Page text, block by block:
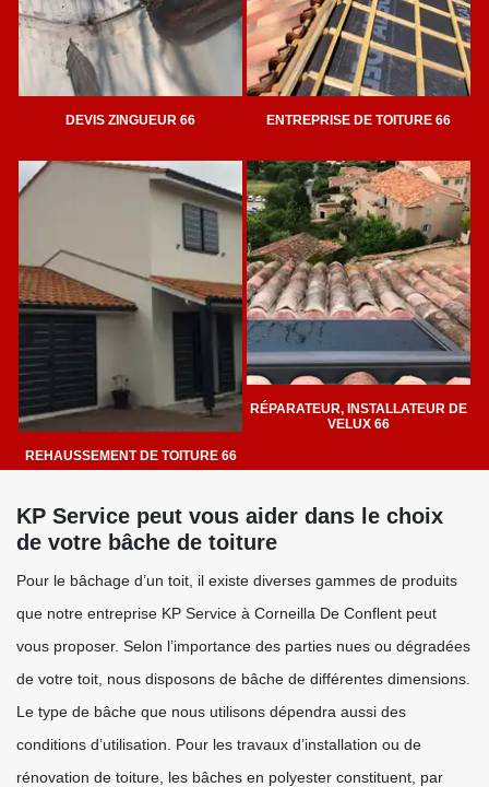
DEVIS ZINGUEUR 66 ENTREPRISE DE TOITURE 66
REHAUSSEMENT DE TOITURE 66
RÉPARATEUR, INSTALLATEUR DE
VELUX 66
KP Service peut vous aider dans le choix
de votre bâche de toiture
Pour le bâchage d’un toit, il existe diverses gammes de produits
que notre entreprise KP Service à Corneilla De Conflent peut
vous proposer. Selon l’importance des parties nues ou dégradées
de votre toit, nous disposons de bâche de différentes dimensions.
Le type de bâche que nous utilisons dépendra aussi des
conditions d’utilisation. Pour les travaux d’installation ou de
rénovation de toiture, les bâches en polyester constituent, par